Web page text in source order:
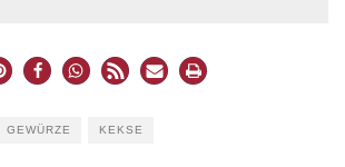
GEWÜRZE KEKSE